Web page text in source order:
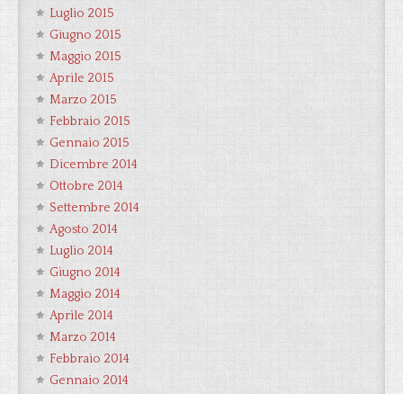
Luglio 2015
Giugno 2015
Maggio 2015
Aprile 2015
Marzo 2015
Febbraio 2015
Gennaio 2015
Dicembre 2014
Ottobre 2014
Settembre 2014
Agosto 2014
Luglio 2014
Giugno 2014
Maggio 2014
Aprile 2014
Marzo 2014
Febbraio 2014
Gennaio 2014